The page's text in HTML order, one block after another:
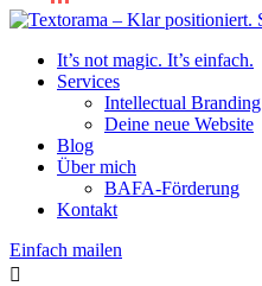
It’s not magic. It’s einfach.
Services
Intellectual Branding
Deine neue Website
Blog
Über mich
BAFA-Förderung
Kontakt
Einfach mailen
